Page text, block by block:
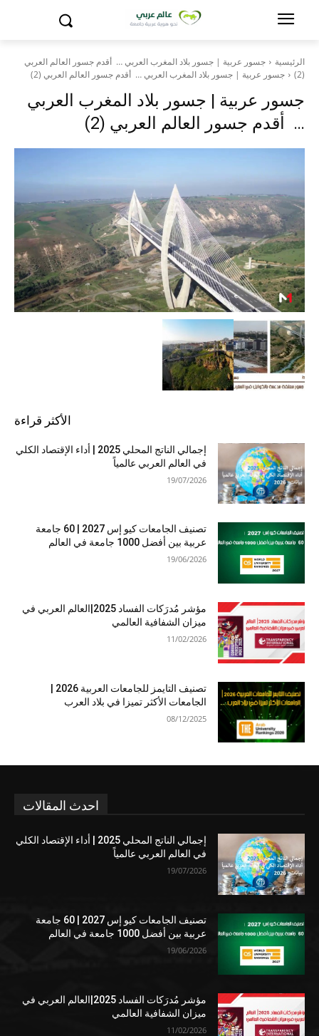
الرئيسية
جسور عربية | جسور بلاد المغرب العربي … أقدم جسور العالم العربي
(2)
جسور عربية | جسور بلاد المغرب العربي … أقدم جسور العالم العربي (2)
جسور عربية | جسور بلاد المغرب العربي
… أقدم جسور العالم العربي (2)
الأكثر قراءة
إجمالي الناتج المحلي 2025 | أداء الإقتصاد الكلي
في العالم العربي عالمياً
19/07/2026
تصنيف الجامعات كيو إس 2027 | 60 جامعة
عربية بين أفضل 1000 جامعة في العالم
19/06/2026
مؤشر مُدرَكات الفساد 2025|العالم العربي في
ميزان الشفافية العالمي
11/02/2026
تصنيف التايمز للجامعات العربية 2026 |
الجامعات الأكثر تميزا في بلاد العرب
08/12/2025
احدث المقالات
إجمالي الناتج المحلي 2025 | أداء الإقتصاد الكلي
في العالم العربي عالمياً
19/07/2026
تصنيف الجامعات كيو إس 2027 | 60 جامعة
عربية بين أفضل 1000 جامعة في العالم
19/06/2026
مؤشر مُدرَكات الفساد 2025|العالم العربي في
ميزان الشفافية العالمي
11/02/2026